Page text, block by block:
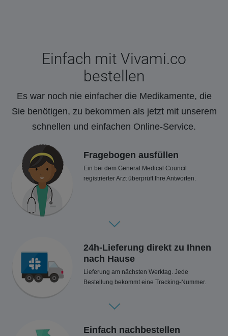
Einfach mit Vivami.co
bestellen
Es war noch nie einfacher die Medikamente, die
Sie benötigen, zu bekommen als jetzt mit unserem
schnellen und einfachen Online-Service.
Fragebogen ausfüllen
Ein bei dem General Medical Council
registrierter Arzt überprüft Ihre Antworten.
24h-Lieferung direkt zu Ihnen
nach Hause
Lieferung am nächsten Werktag. Jede
Bestellung bekommt eine Tracking-Nummer.
Einfach nachbestellen